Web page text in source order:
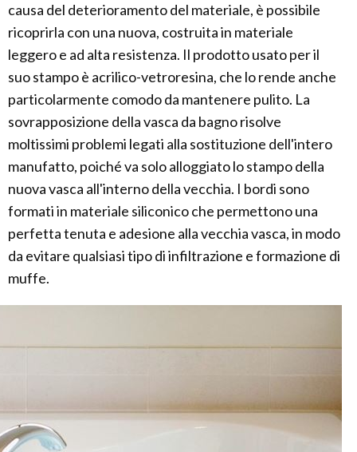
causa del deterioramento del materiale, è possibile
ricoprirla con una nuova, costruita in materiale
leggero e ad alta resistenza. Il prodotto usato per il
suo stampo è acrilico-vetroresina, che lo rende anche
particolarmente comodo da mantenere pulito. La
sovrapposizione della vasca da bagno risolve
moltissimi problemi legati alla sostituzione dell'intero
manufatto, poiché va solo alloggiato lo stampo della
nuova vasca all'interno della vecchia. I bordi sono
formati in materiale siliconico che permettono una
perfetta tenuta e adesione alla vecchia vasca, in modo
da evitare qualsiasi tipo di infiltrazione e formazione di
muffe.